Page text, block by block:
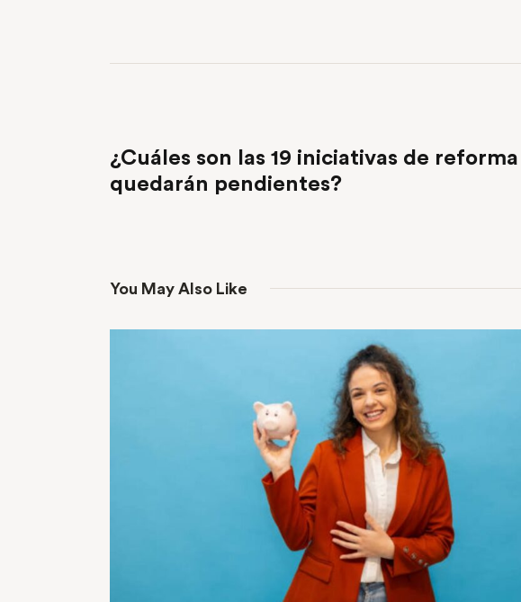
¿Cuáles son las 19 iniciativas de
quedarán pendientes?
You May Also Like